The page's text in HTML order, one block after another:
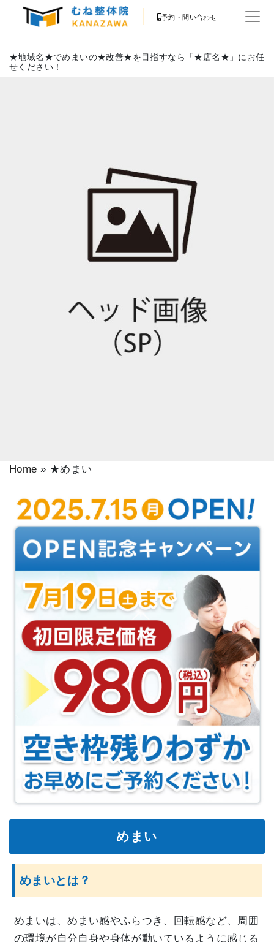
予約・問い合わせ
★地域名★でめまいの★改善★を目指すなら「★店名★」にお任
せください！
Home » ★めまい
めまい
めまいとは？
めまいは、めまい感やふらつき、回転感など、周囲
の環境が自分自身や身体が動いているように感じる